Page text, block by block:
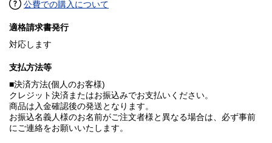
公費での購入について
適格請求書発行
対応します
支払方法等
■決済方法(個人のお客様)
クレジット決済またはお振込みでお支払いください。
商品は入金確認後の発送となります。
お振込名義人様のお名前がご注文者様と異なる場合は、必ず事前
にご連絡をお願いいたします。